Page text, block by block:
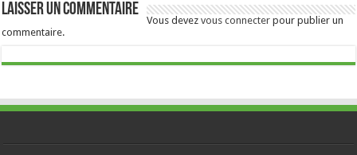
Laisser un commentaire
Vous devezvous connecter pour publier un
commentaire.